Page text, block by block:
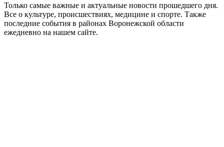
Только самые важные и актуальные новости прошедшего дня.
Все о культуре, происшествиях, медицине и спорте. Также
последние события в районах Воронежской области
ежедневно на нашем сайте.